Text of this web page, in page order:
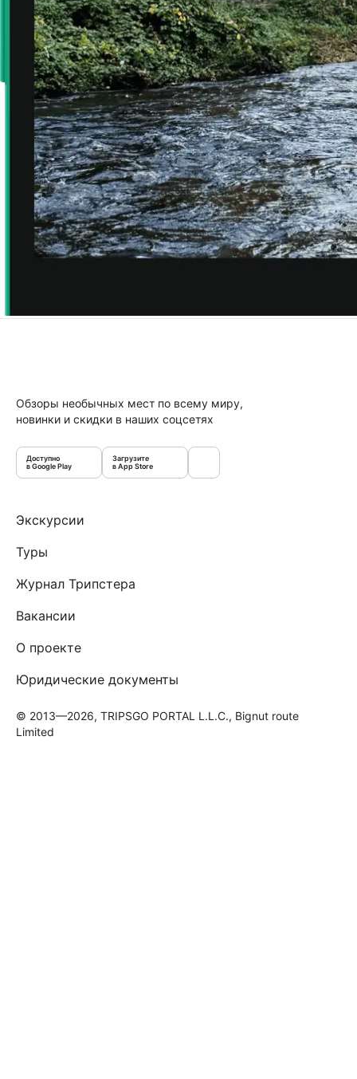
Обзоры необычных мест по всему миру,
новинки и скидки в наших соцсетях
Доступно
в Google Play
Загрузите
в App Store
Экскурсии
Туры
Журнал Трипстера
Вакансии
О проекте
Юридические документы
© 2013—2026, TRIPSGO PORTAL L.L.C., Bignut route
Limited